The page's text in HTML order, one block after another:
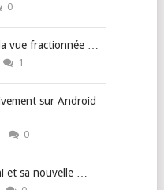
0
vue fractionnée …
1
sur Android
0
et sa nouvelle …